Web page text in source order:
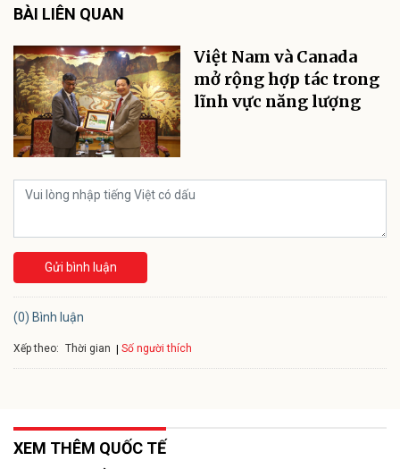
BÀI LIÊN QUAN
Việt Nam và Canada
mở rộng hợp tác trong
lĩnh vực năng lượng
Gửi bình luận
(0) Bình luận
Xếp theo: Thời gian Số người thích
XEM THÊM QUỐC TẾ